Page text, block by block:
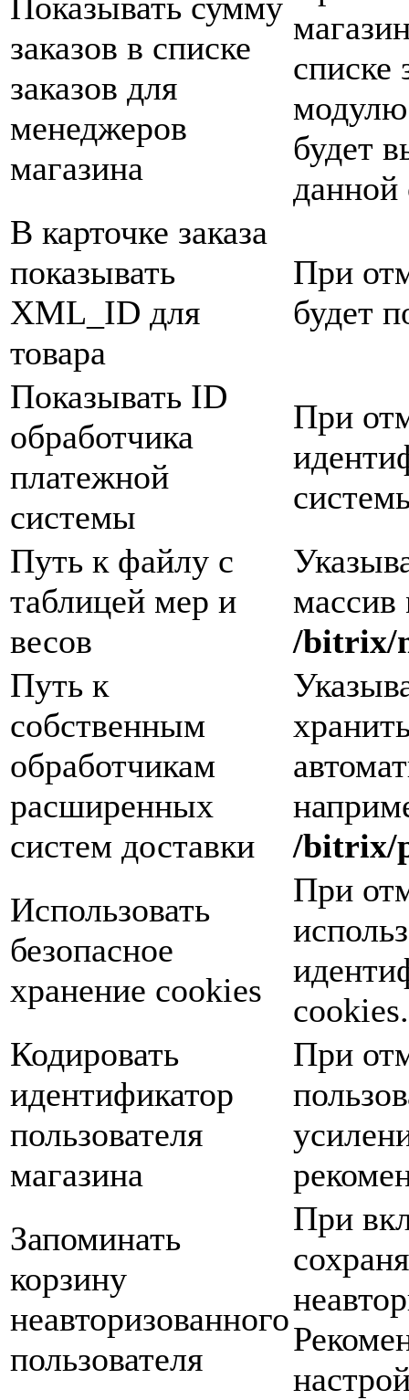
заказов в списке
заказов для
менеджеров
магазина
списке
будет
В карточке заказа
показывать
XML_ID для
товара
При
будет
Показывать ID
обработчика
платежной
системы
При
Путь к файлу с
таблицей мер и
весов
массив
/bitrix/
Путь к
собственным
обработчикам
расширенных
систем доставки
/bitrix/
Использовать
безопасное
хранение cookies
При
cookies.
Кодировать
идентификатор
пользователя
магазина
При
Запоминать
корзину
неавторизованного
пользователя
При